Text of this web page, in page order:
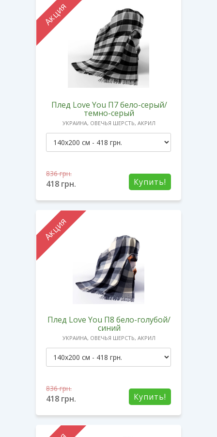
Акция
Плед Love You П7 бело-серый/
темно-серый
УКРАИНА, ОВЕЧЬЯ ШЕРСТЬ, АКРИЛ
Купить!
836грн.
418 грн.
Акция
Плед Love You П8 бело-голубой/
синий
УКРАИНА, ОВЕЧЬЯ ШЕРСТЬ, АКРИЛ
Купить!
836грн.
418 грн.